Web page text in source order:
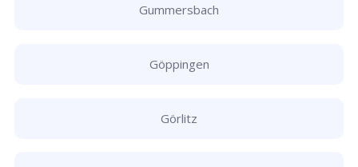
Gummersbach
Göppingen
Görlitz